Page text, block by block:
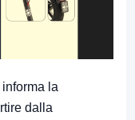
la
dalla